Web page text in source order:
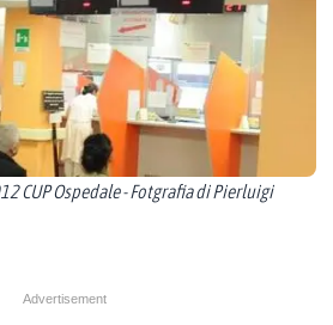
CUP Ospedale - Fotgrafia di Pierluigi